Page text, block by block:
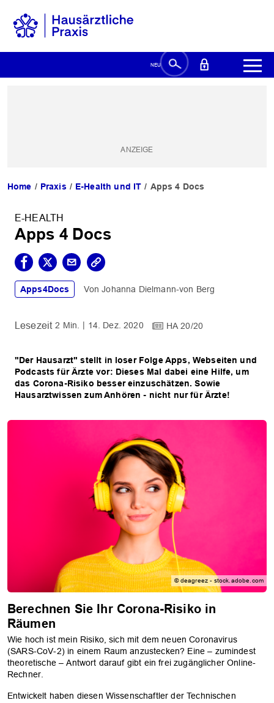
Home Praxis E-Health und IT Apps 4 Docs
E-HEALTH
Apps 4 Docs
Apps4Docs Johanna Dielmann-von Berg
2 Min. 14. Dez. 2020 HA 20/20
"Der Hausarzt" stellt in loser Folge Apps, Webseiten und
Podcasts für Ärzte vor: Dieses Mal dabei eine Hilfe, um
das Corona-Risiko besser einzuschätzen. Sowie
Hausarztwissen zum Anhören - nicht nur für Ärzte!
© deagreez - stock.adobe.com
Berechnen Sie Ihr Corona-Risiko in
Räumen
Wie hoch ist mein Risiko, sich mit dem neuen Coronavirus
(SARS-CoV-2) in einem Raum anzustecken? Eine – zumindest
theoretische – Antwort darauf gibt ein frei zugänglicher Online-
Rechner.
Entwickelt haben diesen Wissenschaftler der Technischen